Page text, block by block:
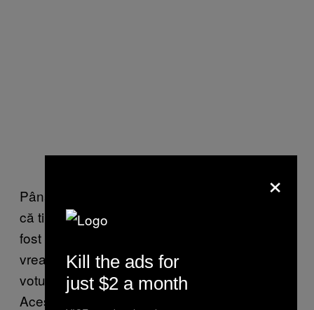
Până la urmă, un alt motiv pentru care cred
că tinerii nu s-au dus la vot este pentru că au
fost realiști. Ei știu că, dacă sistemul nu va
vrea, clasă politică nu o să se schimbe și că
votul lor contează într-o prea mică măsură.
Acesta e crezul general pe care cred că îl
×
Kill the ads for
just $2 a month